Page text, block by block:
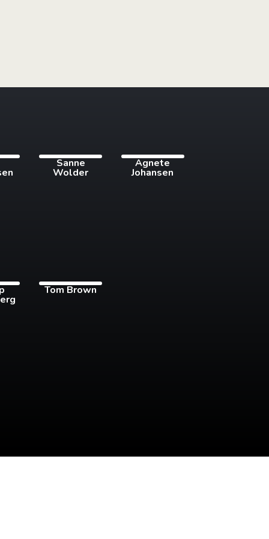
Sanne
Wolder
Agnete
Johansen
Tom Brown